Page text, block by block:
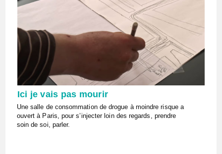
Ici je vais pas mourir
Une salle de consommation de drogue à moindre risque a
ouvert à Paris, pour s’injecter loin des regards, prendre
soin de soi, parler.